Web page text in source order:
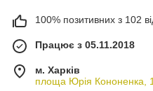
100% позитивних з 102
Працює з 05.11.2018
м. Харків
площа Юрія Кононенка,